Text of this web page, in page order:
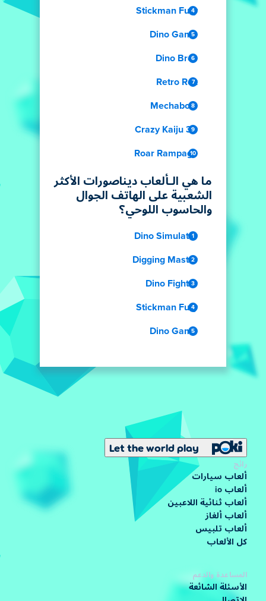
Stickman Fury
Dino Game
Dino Bros
Retro Rex
Mechabots
Crazy Kaiju 3D
Roar Rampage
ما هي الـألعاب ديناصورات الأكثر
الشعبية على الهاتف الجوال
والحاسوب اللوحي؟
Dino Simulator
Digging Master
Dino Fighter
Stickman Fury
Dino Game
Let the world play
رائج
ألعاب سيارات
ألعاب io
ألعاب ثنائية اللاعبين
ألعاب ألغاز
ألعاب تلبيس
كل الألعاب
المساعدة والدعم
الأسئلة الشائعة